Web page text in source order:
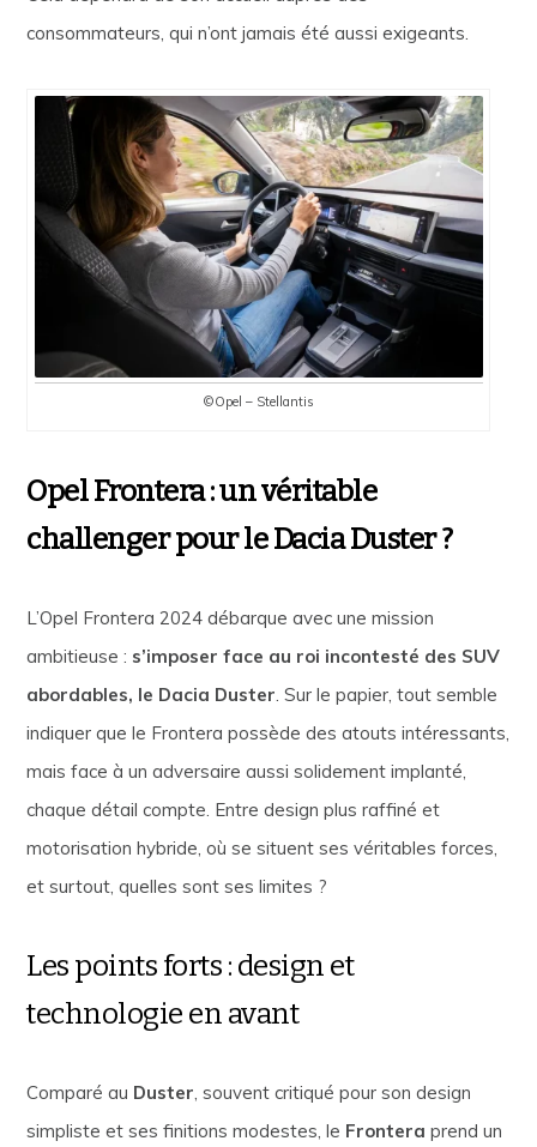
consommateurs, qui n’ont jamais été aussi exigeants.
©Opel – Stellantis
Opel Frontera : un véritable
challenger pour le Dacia Duster ?
L’Opel Frontera 2024 débarque avec une mission
ambitieuse : s’imposer face au roi incontesté des SUV
abordables, le Dacia Duster . Sur le papier, tout semble
indiquer que le Frontera possède des atouts intéressants,
mais face à un adversaire aussi solidement implanté,
chaque détail compte. Entre design plus raffiné et
motorisation hybride, où se situent ses véritables forces,
et surtout, quelles sont ses limites ?
Les points forts : design et
technologie en avant
Comparé au Duster , souvent critiqué pour son design
simpliste et ses finitions modestes, le Frontera prend un